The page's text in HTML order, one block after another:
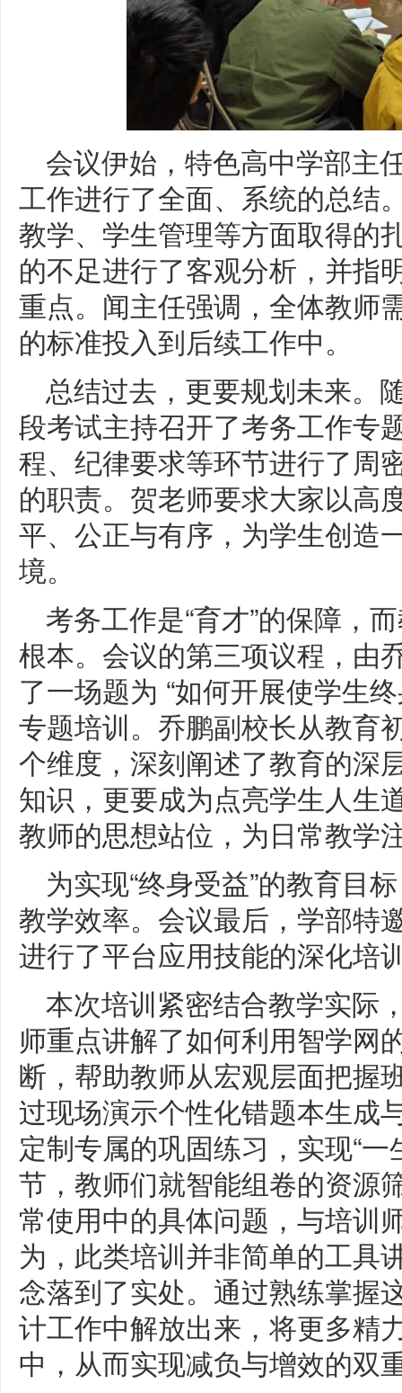
会议伊始，特色高中学部主
工作进行了全面、系统的总结
教学、学生管理等方面取得的
的不足进行了客观分析，并指
重点。闻主任强调，全体教师
的标准投入到后续工作中。
总结过去，更要规划未来。
段考试主持召开了考务工作专
程、纪律要求等环节进行了周
的职责。贺老师要求大家以高
平、公正与有序，为学生创造
境。
考务工作是“育才”的保障，
根本。会议的第三项议程，由
了一场题为 “如何开展使学生
专题培训。乔鹏副校长从教育
个维度，深刻阐述了教育的深
知识，更要成为点亮学生人生
教师的思想站位，为日常教学
为实现“终身受益”的教育目
教学效率。会议最后，学部特
进行了平台应用技能的深化培
本次培训紧密结合教学实际
师重点讲解了如何利用智学网
断，帮助教师从宏观层面把握
过现场演示个性化错题本生成
定制专属的巩固练习，实现“
节，教师们就智能组卷的资源
常使用中的具体问题，与培训
为，此类培训并非简单的工具
念落到了实处。通过熟练掌握
计工作中解放出来，将更多精
中，从而实现减负与增效的双